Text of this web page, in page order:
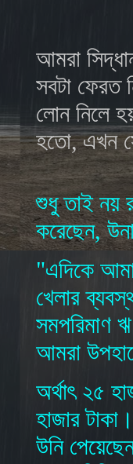
আমরা
সবটা ফেরত
লোন নিলে
হতো, এখন
শুধু তাই নয়
করেছেন,
"এদিকে
খেলার
সমপরিমাণ
আমরা
অর্থাৎ ২৫
হাজার
উনি